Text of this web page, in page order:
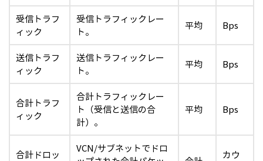
受信トラフ
ィック
受信トラフィックレー
ト。
平均 Bps
送信トラフ
ィック
送信トラフィックレー
ト。
平均 Bps
合計トラフ
ィック
合計トラフィックレー
ト（受信と送信の合
計）。
平均 Bps
合計ドロッ
VCN/サブネットでドロ
カウ